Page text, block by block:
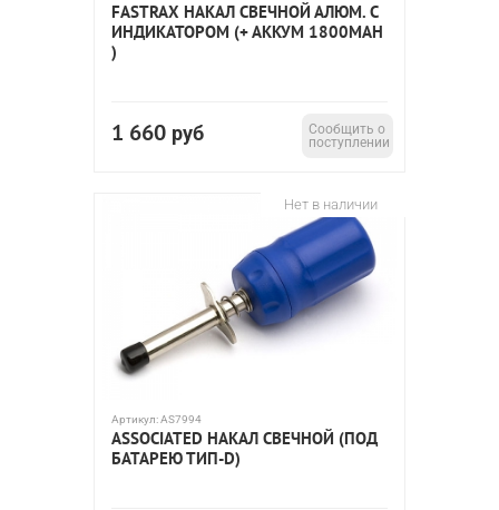
FASTRAX НАКАЛ СВЕЧНОЙ АЛЮМ. С
ИНДИКАТОРОМ (+ АККУМ 1800MAH
)
1 660 руб
Сообщить о
поступлении
Нет в наличии
Артикул:AS7994
ASSOCIATED НАКАЛ СВЕЧНОЙ (ПОД
БАТАРЕЮ ТИП-D)